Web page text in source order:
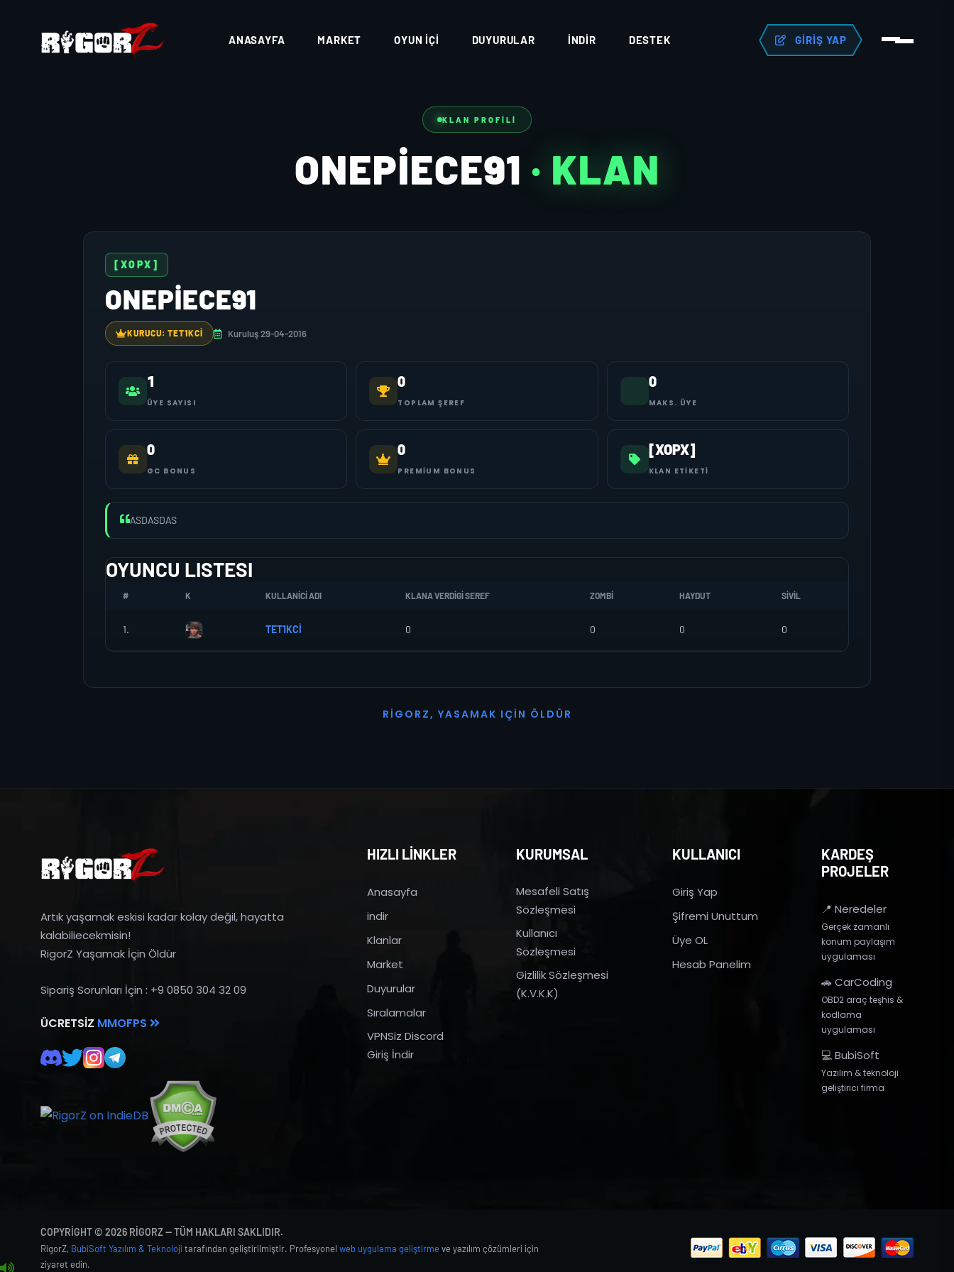
ANASAYFA MARKET OYUN İÇI DUYURULAR İNDIR DESTEK GIRIŞ YAP
KLAN PROFILI
ONEPIECE91 · KLAN
[XOPX]
ONEPIECE91
KURUCU: TET1KCİ Kuruluş 29-04-2016
1
ÜYE SAYISI
0
TOPLAM ŞEREF
0
MAKS. ÜYE
0
GC BONUS
0
PREMIUM BONUS
[XOPX]
KLAN ETIKETI
ASDASDAS
OYUNCU LISTESI
# K KULLANICI ADI KLANA VERDIGI SEREF ZOMBI HAYDUT SIVIL
1. TET1KCİ 0 0 0 0
R I G O R Z, YASAMAK I ÇI N Ö L D Ü R
Artık yaşamak eskisi kadar kolay değil, hayatta
kalabiliecekmisin!
RigorZ Yaşamak İçin Öldür
Sipariş Sorunları İçin : +9 0850 304 32 09
ÜCRETSIZ MMOFPS
HIZLI LİNKLER
Anasayfa
indir
Klanlar
Market
Duyurular
Sıralamalar
VPNSiz Discord
Giriş İndir
KURUMSAL
Mesafeli Satış
Sözleşmesi
Kullanıcı
Sözleşmesi
Gizlilik Sözleşmesi
(K.V.K.K)
KULLANICI
Giriş Yap
Şifremi Unuttum
Üye OL
Hesab Panelim
KARDEŞ
PROJELER
📍 Neredeler
Gerçek zamanlı
konum paylaşım
uygulaması
🚗 CarCoding
OBD2 araç teşhis &
kodlama
uygulaması
💻 BubiSoft
Yazılım & teknoloji
geliştirici firma
COPYRIGHT © 2026 RIGORZ — TÜM HAKLARI SAKLIDIR.
RigorZ, BubiSoft Yazılım & Teknoloji tarafından geliştirilmiştir. Profesyonel web uygulama geliştirmeve yazılım çözümleri için
ziyaret edin.